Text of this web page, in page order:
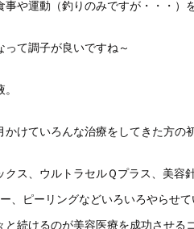
や運動（釣りのみですが・・・）
って調子が良いですね～
かけていろんな治療をしてきた方の
クス、ウルトラセルＱプラス、美容
、ピーリングなどいろいろやらせ
続けるのが美容医療を成功させる